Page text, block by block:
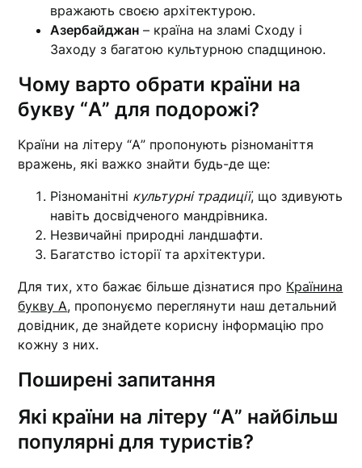
вражають своєю архітектурою.
Азербайджан – країна на зламі Сходу і
Заходу з багатою культурною спадщиною.
Чому варто обрати країни на
букву “А” для подорожі?
Країни на літеру “А” пропонують різноманіття
вражень, які важко знайти будь-де ще:
Різноманітні культурні традиції, що здивують
навіть досвідченого мандрівника.
Незвичайні природні ландшафти.
Багатство історії та архітектури.
Для тих, хто бажає більше дізнатися про Країнина
букву А, пропонуємо переглянути наш детальний
довідник, де знайдете корисну інформацію про
кожну з них.
Поширені запитання
Які країни на літеру “А” найбільш
популярні для туристів?